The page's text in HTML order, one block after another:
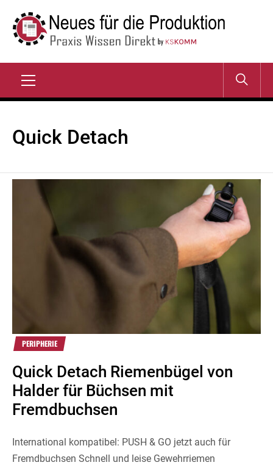
Inhalt
springen
NEUES FÜR DIE
PRODUKTION
Quick Detach
PERIPHERIE
Quick Detach Riemenbügel von
Halder für Büchsen mit
Fremdbuchsen
International kompatibel: PUSH & GO jetzt auch für
Fremdbuchsen Schnell und leise Gewehrriemen